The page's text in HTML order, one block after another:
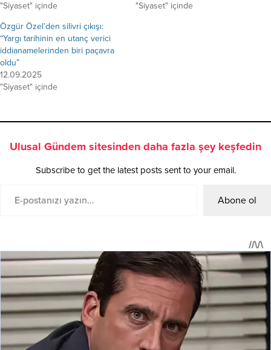
"Siyaset" içinde
"Siyaset" içinde
Özgür Özel’den silivri çıkışı:
“Yargı tarihinin en utanç verici
iddianamelerinden biri paçavra
oldu”
12.09.2025
"Siyaset" içinde
Ulusal Gündem sitesinden daha fazla şey keşfedin
Subscribe to get the latest posts sent to your email.
Abone ol